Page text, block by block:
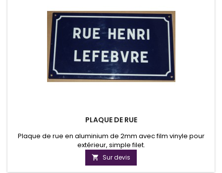
PLAQUE DE RUE
Plaque de rue en aluminium de 2mm avec film vinyle pour
extérieur, simple filet.
 Sur devis